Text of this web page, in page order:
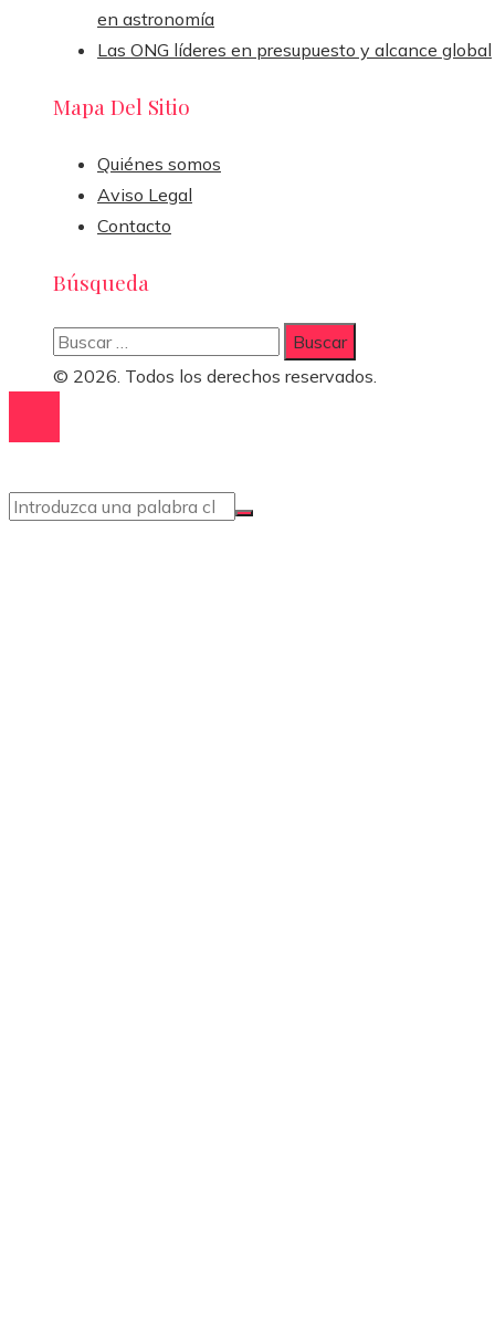
en astronomía
Las ONG líderes en presupuesto y alcance global
Mapa Del Sitio
Quiénes somos
Aviso Legal
Contacto
Búsqueda
Buscar:
© 2026. Todos los derechos reservados.